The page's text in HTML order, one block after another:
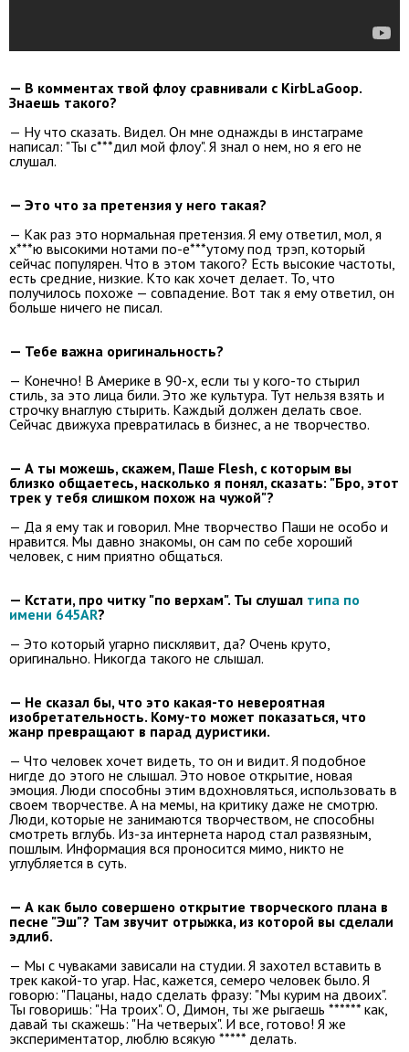
— В комментах твой флоу сравнивали с KirbLaGoop.
Знаешь такого?
— Ну что сказать. Видел. Он мне однажды в инстаграме
написал: "Ты с***дил мой флоу". Я знал о нем, но я его не
слушал.
— Это что за претензия у него такая?
— Как раз это нормальная претензия. Я ему ответил, мол, я
х***ю высокими нотами по-е***утому под трэп, который
сейчас популярен. Что в этом такого? Есть высокие частоты,
есть средние, низкие. Кто как хочет делает. То, что
получилось похоже — совпадение. Вот так я ему ответил, он
больше ничего не писал.
— Тебе важна оригинальность?
— Конечно! В Америке в 90-х, если ты у кого-то стырил
стиль, за это лица били. Это же культура. Тут нельзя взять и
строчку внаглую стырить. Каждый должен делать свое.
Сейчас движуха превратилась в бизнес, а не творчество.
— А ты можешь, скажем, Паше Flesh, с которым вы
близко общаетесь, насколько я понял, сказать: "Бро, этот
трек у тебя слишком похож на чужой"?
— Да я ему так и говорил. Мне творчество Паши не особо и
нравится. Мы давно знакомы, он сам по себе хороший
человек, с ним приятно общаться.
— Кстати, про читку "по верхам". Ты слушал типа по
имени 645AR?
— Это который угарно писклявит, да? Очень круто,
оригинально. Никогда такого не слышал.
— Не сказал бы, что это какая-то невероятная
изобретательность. Кому-то может показаться, что
жанр превращают в парад дуристики.
— Что человек хочет видеть, то он и видит. Я подобное
нигде до этого не слышал. Это новое открытие, новая
эмоция. Люди способны этим вдохновляться, использовать в
своем творчестве. А на мемы, на критику даже не смотрю.
Люди, которые не занимаются творчеством, не способны
смотреть вглубь. Из-за интернета народ стал развязным,
пошлым. Информация вся проносится мимо, никто не
углубляется в суть.
— А как было совершено открытие творческого плана в
песне "Эш"? Там звучит отрыжка, из которой вы сделали
эдлиб.
— Мы с чуваками зависали на студии. Я захотел вставить в
трек какой-то угар. Нас, кажется, семеро человек было. Я
говорю: "Пацаны, надо сделать фразу: "Мы курим на двоих".
Ты говоришь: "На троих". О, Димон, ты же рыгаешь ****** как,
давай ты скажешь: "На четверых". И все, готово! Я же
экспериментатор, люблю всякую ***** делать.